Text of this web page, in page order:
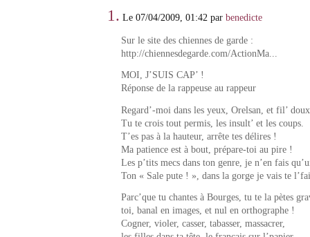
1. Le 07/04/2009, 01:42 parbenedicte
Sur le site des chiennes de garde :
http://chiennesdegarde.com/ActionMa...
MOI, J’SUIS CAP’ !
Réponse de la rappeuse au rappeur
Regard’-moi dans les yeux, Orelsan, et fil’
Tu te crois tout permis, les insult’ et les coups.
T’es pas à la hauteur, arrête tes délires !
Ma patience est à bout, prépare-toi au pire !
Les p’tits mecs dans ton genre, je n’en fais
Ton « Sale pute ! », dans la gorge je vais te
Parc’que tu chantes à Bourges, tu te la pètes
toi, banal en images, et nul en orthographe !
Cogner, violer, casser, tabasser, massacrer,